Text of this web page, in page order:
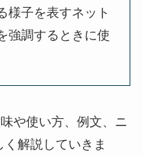
様子を表すネット
強調するときに使
や使い方、例文、ニ
解説していきま